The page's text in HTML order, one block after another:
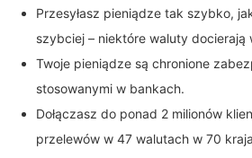
Przesyłasz pieniądze tak szybko,
szybciej – niektóre waluty docierają
Twoje pieniądze są chronione
stosowanymi w bankach.
Dołączasz do ponad 2 milionów
przelewów w 47 walutach w 70